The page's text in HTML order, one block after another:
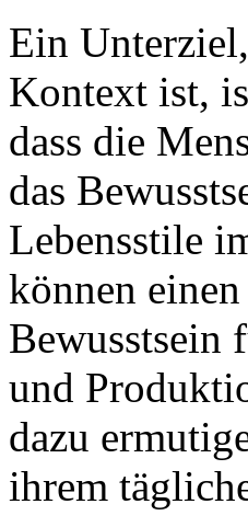
Ein
Kontext ist,
dass die
das
Lebensstile
können
Bewusstsein
und
dazu
ihrem